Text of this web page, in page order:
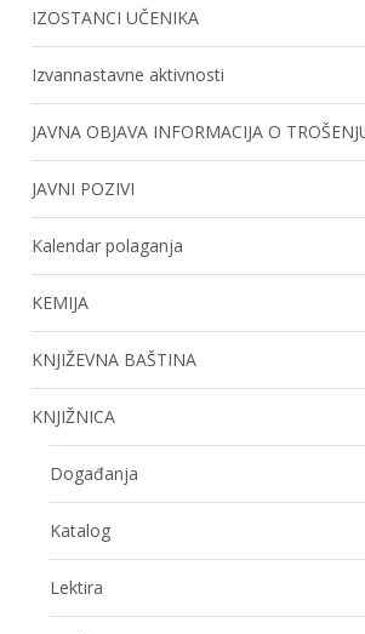
IZOSTANCI UČENIKA
Izvannastavne aktivnosti
JAVNA OBJAVA INFORMACIJA O
JAVNI POZIVI
Kalendar polaganja
KEMIJA
KNJIŽEVNA BAŠTINA
KNJIŽNICA
Događanja
Katalog
Lektira